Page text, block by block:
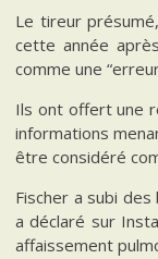
Le tireur
cette année
comme une
Ils ont offert une
informations
être considéré
Fischer a subi
a déclaré sur
affaissement